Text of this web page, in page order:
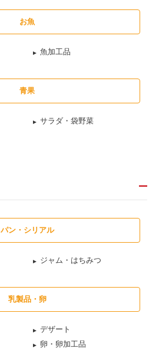
お魚
魚加工品
青果
サラダ・袋野菜
パン・シリアル
ジャム・はちみつ
乳製品・卵
デザート
卵・卵加工品